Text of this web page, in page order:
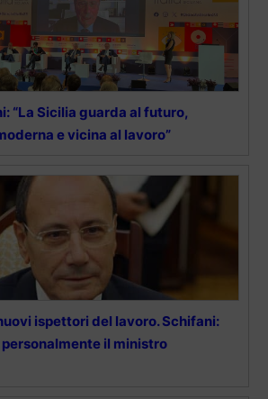
“La Sicilia guarda al futuro,
e vicina al lavoro”
ispettori del lavoro. Schifani:
personalmente il ministro